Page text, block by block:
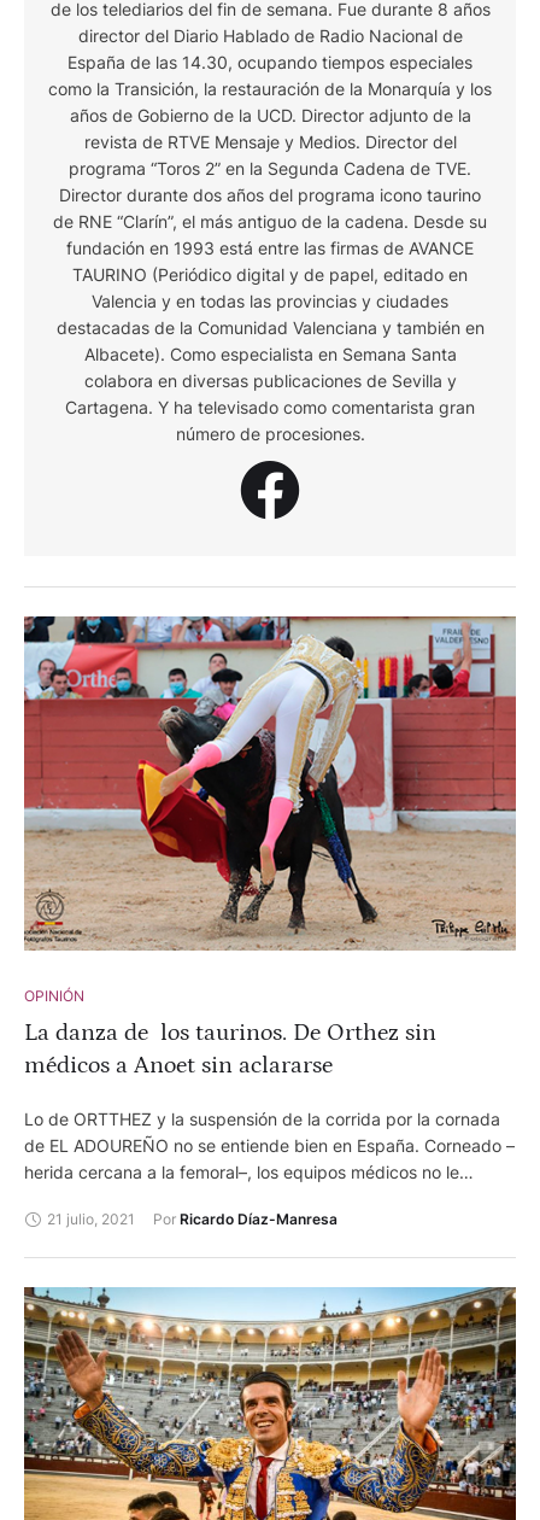
de los telediarios del fin de semana. Fue durante 8 años
director del Diario Hablado de Radio Nacional de
España de las 14.30, ocupando tiempos especiales
como la Transición, la restauración de la Monarquía y los
años de Gobierno de la UCD. Director adjunto de la
revista de RTVE Mensaje y Medios. Director del
programa “Toros 2” en la Segunda Cadena de TVE.
Director durante dos años del programa icono taurino
de RNE “Clarín”, el más antiguo de la cadena. Desde su
fundación en 1993 está entre las firmas de AVANCE
TAURINO (Periódico digital y de papel, editado en
Valencia y en todas las provincias y ciudades
destacadas de la Comunidad Valenciana y también en
Albacete). Como especialista en Semana Santa
colabora en diversas publicaciones de Sevilla y
Cartagena. Y ha televisado como comentarista gran
número de procesiones.
OPINIÓN
La danza de los taurinos. De Orthez sin
médicos a Anoet sin aclararse
Lo de ORTTHEZ y la suspensión de la corrida por la cornada
de EL ADOUREÑO no se entiende bien en España. Corneado –
herida cercana a la femoral–, los equipos médicos no le
cercano, el de DAX . Total, se suspendió la corrida en el 4º
porque en la plaza no quedaron médicos. Un lío del que no
si trasladarlo ya o esperar al fin de la corrida, pero se impuso
el criterio del apoderado. Un lío con final feliz. Y que conste
que en FRANCIA no existe la costumbre de que se intervenga
al torero herido en las instalaciones sanitarias de la plaza, por
lo que se le estabiliza y se le traslada al hospital más cercano,
pero este trámite puede suponer la vida de una persona, que
dijo ya hace años el DR. GARCÍA PADRÓS.
21 julio, 2021 Por Ricardo Díaz-Manresa